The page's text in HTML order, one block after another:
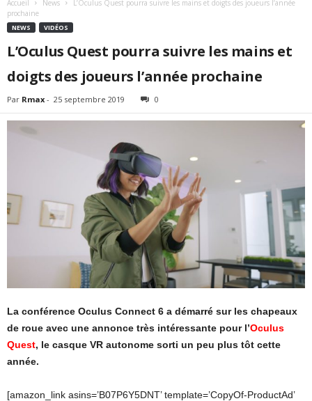
Accueil News
L’Oculus Quest pourra suivre les mains et doigts des joueurs l’année
prochaine
NEWS VIDÉOS
L’Oculus Quest pourra suivre les mains et
doigts des joueurs l’année prochaine
Par Rmax - 25 septembre 2019 0
La conférence Oculus Connect 6 a démarré sur les chapeaux
de roue avec une annonce très intéressante pour l’Oculus
Quest, le casque VR autonome sorti un peu plus tôt cette
année.
[amazon_link asins=’B07P6Y5DNT’ template=’CopyOf-ProductAd’